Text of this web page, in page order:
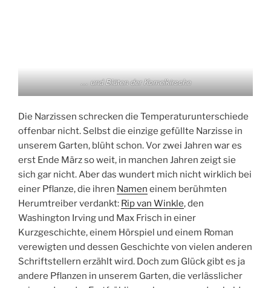
… und Blüten der Kornelkirsche
Die Narzissen schrecken die Temperaturunterschiede
offenbar nicht. Selbst die einzige gefüllte Narzisse in
unserem Garten, blüht schon. Vor zwei Jahren war es
erst Ende März so weit, in manchen Jahren zeigt sie
sich gar nicht. Aber das wundert mich nicht wirklich bei
einer Pflanze, die ihren Namen einem berühmten
Herumtreiber verdankt: Rip van Winkle, den
Washington Irving und Max Frisch in einer
Kurzgeschichte, einem Hörspiel und einem Roman
verewigten und dessen Geschichte von vielen anderen
Schriftstellern erzählt wird. Doch zum Glück gibt es ja
andere Pflanzen in unserem Garten, die verlässlicher